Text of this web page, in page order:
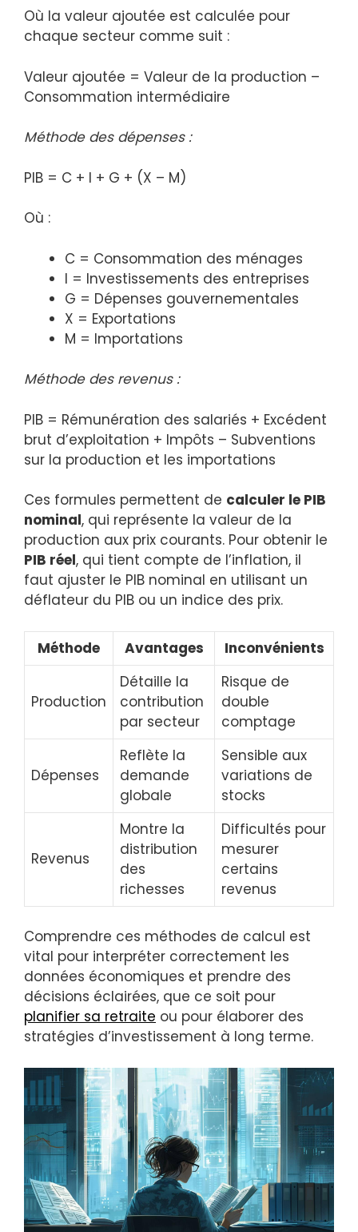
Où la valeur ajoutée est calculée pour
chaque secteur comme suit :
Valeur ajoutée = Valeur de la production –
Consommation intermédiaire
Méthode des dépenses :
PIB = C + I + G + (X – M)
Où :
C = Consommation des ménages
I = Investissements des entreprises
G = Dépenses gouvernementales
X = Exportations
M = Importations
Méthode des revenus :
PIB = Rémunération des salariés + Excédent
brut d’exploitation + Impôts – Subventions
sur la production et les importations
Ces formules permettent de calculer le PIB
nominal, qui représente la valeur de la
production aux prix courants. Pour obtenir le
PIB réel, qui tient compte de l’inflation, il
faut ajuster le PIB nominal en utilisant un
déflateur du PIB ou un indice des prix.
Méthode Avantages Inconvénients
Production
Détaille la
contribution
par secteur
Risque de
double
comptage
Dépenses
Reflète la
demande
globale
Sensible aux
variations de
stocks
Revenus
Montre la
distribution
des
richesses
Difficultés pour
mesurer
certains
revenus
Comprendre ces méthodes de calcul est
vital pour interpréter correctement les
données économiques et prendre des
décisions éclairées, que ce soit pour
planifier sa retraite ou pour élaborer des
stratégies d’investissement à long terme.